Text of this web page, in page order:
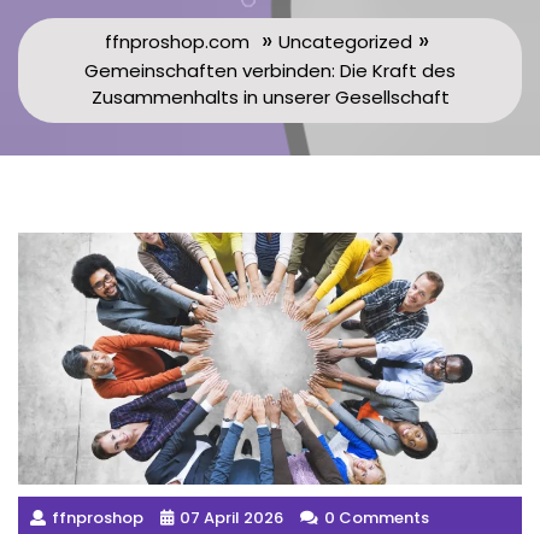
ffnproshop.com » Uncategorized »
Gemeinschaften verbinden: Die Kraft des
Zusammenhalts in unserer Gesellschaft
ffnproshop 07 April 2026 0 Comments